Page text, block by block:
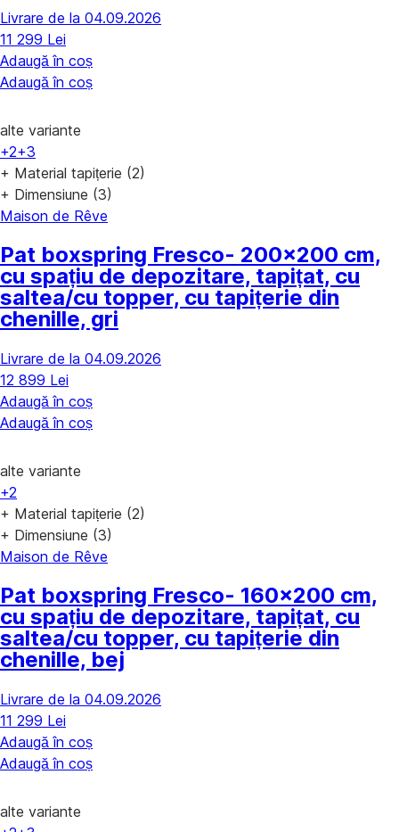
Livrare de la 04.09.2026
11 299 Lei
Adaugă în coș
Adaugă în coș
alte variante
+2+3
+ Material tapițerie (2)
+ Dimensiune (3)
Maison de Rêve
Pat boxspring Fresco- 200x200 cm,
cu spațiu de depozitare, tapițat, cu
saltea/cu topper, cu tapițerie din
chenille, gri
Livrare de la 04.09.2026
12 899 Lei
Adaugă în coș
Adaugă în coș
alte variante
+2
+ Material tapițerie (2)
+ Dimensiune (3)
Maison de Rêve
Pat boxspring Fresco- 160x200 cm,
cu spațiu de depozitare, tapițat, cu
saltea/cu topper, cu tapițerie din
chenille, bej
Livrare de la 04.09.2026
11 299 Lei
Adaugă în coș
Adaugă în coș
alte variante